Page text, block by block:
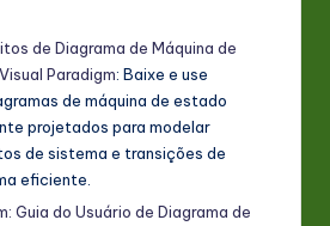
de Diagrama de Máquina de
Paradigm: Baixe e use
de máquina de estado
projetados para modelar
de sistema e transições de
eficiente.
Guia do Usuário de Diagrama de